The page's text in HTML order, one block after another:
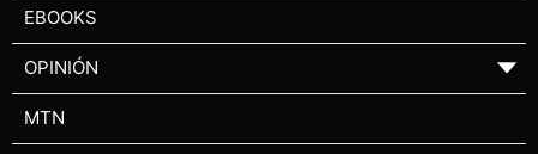
EBOOKS
OPINIÓN ▼
MTN